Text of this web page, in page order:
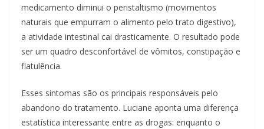
medicamento diminui o peristaltismo (movimentos
naturais que empurram o alimento pelo trato digestivo),
a atividade intestinal cai drasticamente. O resultado pode
ser um quadro desconfortável de vômitos, constipação e
flatulência.
Esses sintomas são os principais responsáveis pelo
abandono do tratamento. Luciane aponta uma diferença
estatística interessante entre as drogas: enquanto o